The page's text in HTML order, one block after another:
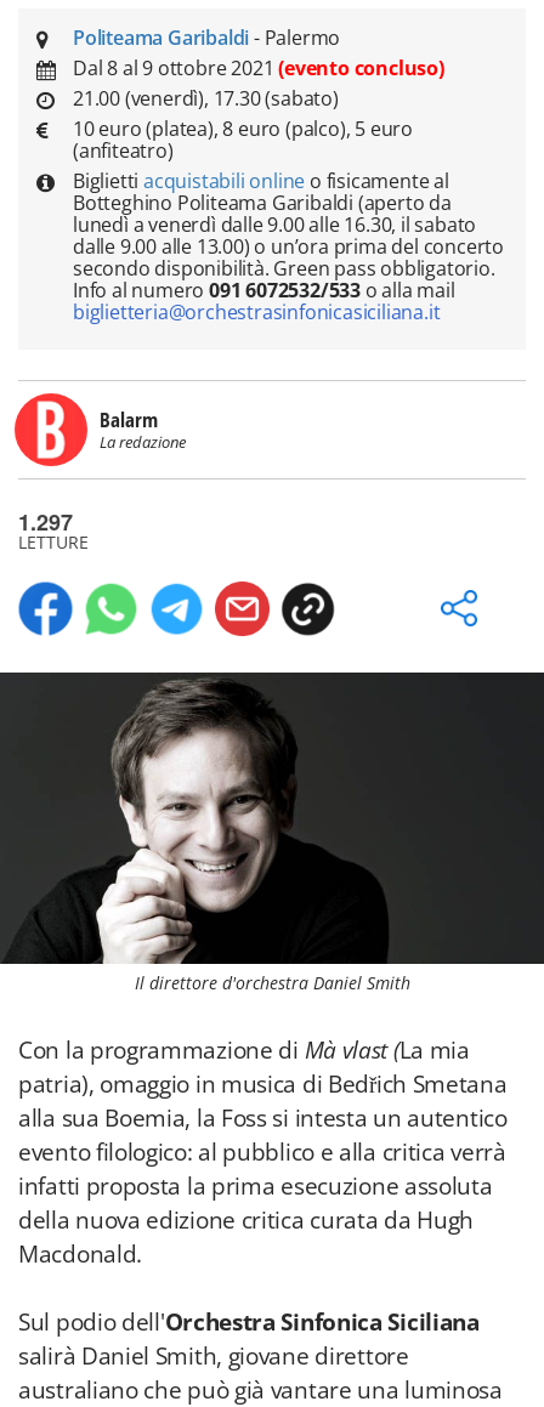
Politeama Garibaldi- Palermo
Dal 8 al 9 ottobre 2021(evento concluso)
21.00 (venerdì), 17.30 (sabato)
10 euro (platea), 8 euro (palco), 5 euro
(anfiteatro)
Biglietti acquistabili online o fisicamente al
Botteghino Politeama Garibaldi (aperto da
lunedì a venerdì dalle 9.00 alle 16.30, il sabato
dalle 9.00 alle 13.00) o un’ora prima del concerto
secondo disponibilità. Green pass obbligatorio.
Info al numero091 6072532/533 o alla mail
biglietteria@orchestrasinfonicasiciliana.it
Balarm
La redazione
1.297
LETTURE
Il direttore d'orchestra Daniel Smith
Con la programmazione di Mà vlast (La mia
patria), omaggio in musica di Bedřich Smetana
alla sua Boemia, la Foss si intesta un autentico
evento filologico: al pubblico e alla critica verrà
infatti proposta la prima esecuzione assoluta
della nuova edizione critica curata da Hugh
Macdonald.
Sul podio dell'Orchestra Sinfonica Siciliana
salirà Daniel Smith, giovane direttore
australiano che può già vantare una luminosa